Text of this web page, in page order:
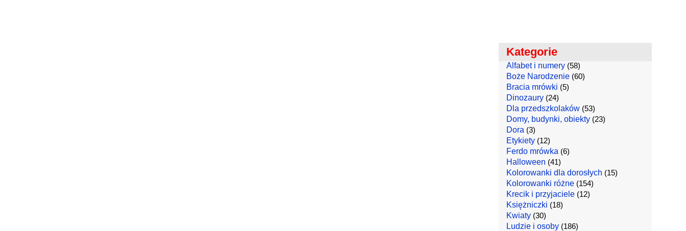
Kategorie
Alfabet i numery(58)
Boże Narodzenie(60)
Bracia mrówki (5)
Dinozaury(24)
Dla przedszkolaków(53)
Domy, budynki, obiekty(23)
Dora (3)
Etykiety(12)
Ferdo mrówka (6)
Halloween (41)
Kolorowanki dla dorosłych (15)
Kolorowanki różne(154)
Krecik i przyjaciele(12)
Księżniczki (18)
Kwiaty(30)
Ludzie i osoby(186)